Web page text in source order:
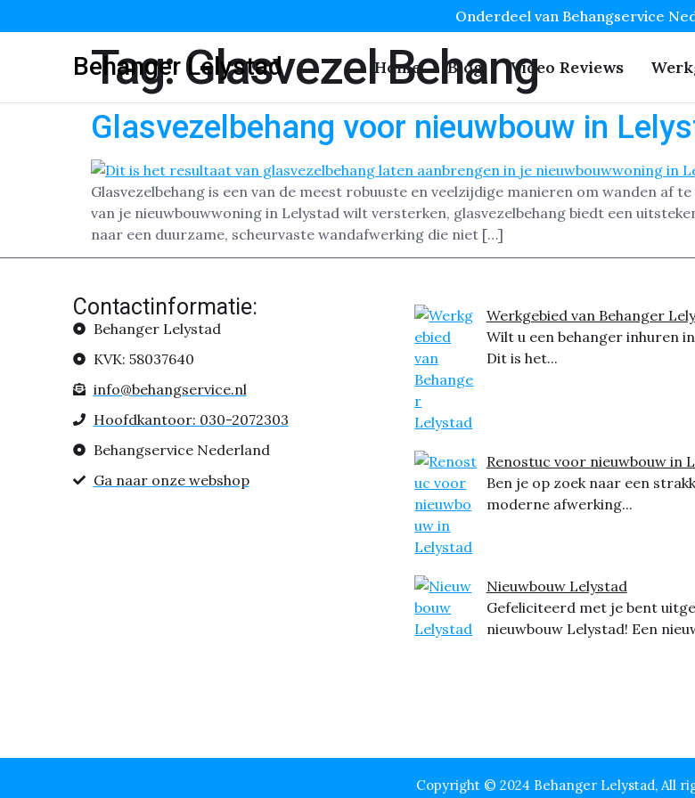
Onderdeel van Behangservice
Behanger Lelystad Home Blog Video Reviews
Tag:Glasvezel Behang
Glasvezelbehang voor nieuwbouw in
Glasvezelbehang is een van de meest robuuste en veelzijdige manieren om wanden af
van je nieuwbouwwoning in Lelystad wilt versterken, glasvezelbehang biedt een
naar een duurzame, scheurvaste wandafwerking die niet […]
Contactinformatie:
Behanger Lelystad
KVK: 58037640
info@behangservice.nl
Hoofdkantoor: 030-2072303
Behangservice Nederland
Ga naar onze webshop
Werkgebied van Behanger
Wilt u een behanger inhuren
Dit is het...
Renostuc voor nieuwbouw in
Ben je op zoek naar een
moderne afwerking...
Nieuwbouw Lelystad
Gefeliciteerd met je bent
nieuwbouw Lelystad! Een
Copyright © 2024 Behanger Lelystad, All